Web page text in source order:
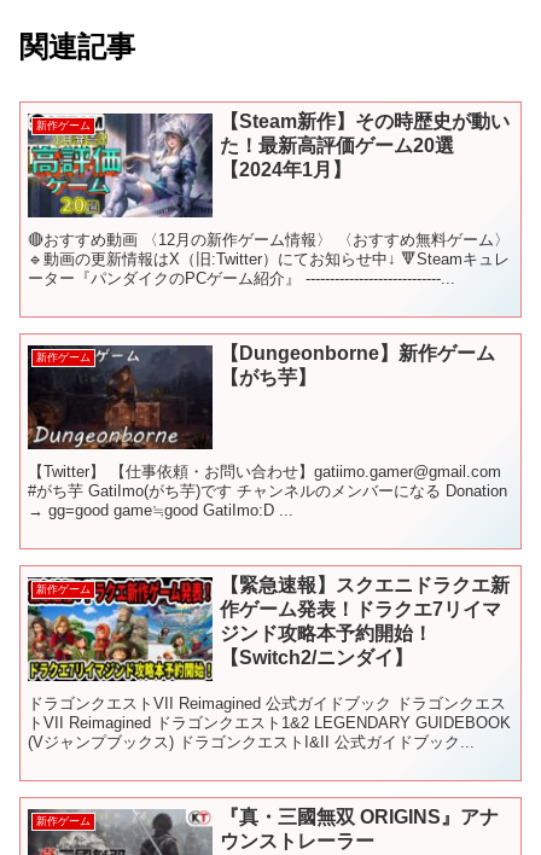
関連記事
新作ゲーム
【Steam新作】その時歴史が動い
た！最新高評価ゲーム20選
【2024年1月】
🔴おすすめ動画 〈12月の新作ゲーム情報〉 〈おすすめ無料ゲーム〉
🔹動画の更新情報はX（旧:Twitter）にてお知らせ中↓ 🔻Steamキュレ
ーター『パンダイクのPCゲーム紹介』 ----------------------------...
新作ゲーム
【Dungeonborne】新作ゲーム
【がち芋】
【Twitter】 【仕事依頼・お問い合わせ】gatiimo.gamer@gmail.com
#がち芋 GatiImo(がち芋)です チャンネルのメンバーになる Donation
→ gg=good game≒good GatiImo:D ...
新作ゲーム
【緊急速報】スクエニドラクエ新
作ゲーム発表！ドラクエ7リイマ
ジンド攻略本予約開始！
【Switch2/ニンダイ】
ドラゴンクエストVII Reimagined 公式ガイドブック ドラゴンクエス
トVII Reimagined ドラゴンクエスト1&2 LEGENDARY GUIDEBOOK
(Vジャンプブックス) ドラゴンクエストI&II 公式ガイドブック...
新作ゲーム
『真・三國無双 ORIGINS』アナ
ウンストレーラー